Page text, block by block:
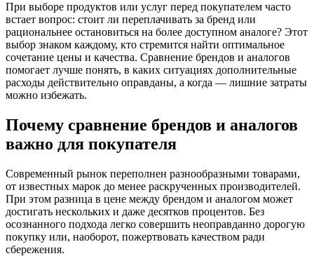
При выборе продуктов или услуг перед покупателем часто
встает вопрос: стоит ли переплачивать за бренд или
рациональнее остановиться на более доступном аналоге? Этот
выбор знаком каждому, кто стремится найти оптимальное
сочетание цены и качества. Сравнение брендов и аналогов
помогает лучше понять, в каких ситуациях дополнительные
расходы действительно оправданы, а когда — лишние затраты
можно избежать.
Почему сравнение брендов и аналогов
важно для покупателя
Современный рынок переполнен разнообразными товарами,
от известных марок до менее раскрученных производителей.
При этом разница в цене между брендом и аналогом может
достигать нескольких и даже десятков процентов. Без
осознанного подхода легко совершить неоправданно дорогую
покупку или, наоборот, пожертвовать качеством ради
сбережения.